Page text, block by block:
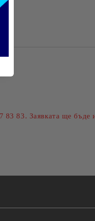
83 83. Заявката ще бъде